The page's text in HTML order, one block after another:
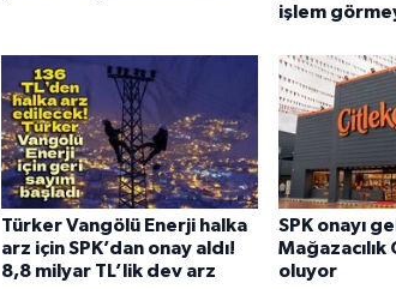
işlem
Türker Vangölü Enerji halka
arz için SPK’dan onay aldı!
8,8 milyar TL’lik dev arz
SPK onayı
Mağazacılık
oluyor